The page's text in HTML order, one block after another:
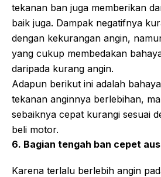
tekanan ban juga memberikan
baik juga. Dampak negatifnya
dengan kekurangan angin,
yang cukup membedakan
daripada kurang angin.
Adapun berikut ini adalah
tekanan anginnya berlebihan,
sebaiknya cepat kurangi sesuai
beli motor.
6. Bagian tengah ban cepet aus
Karena terlalu berlebih angin